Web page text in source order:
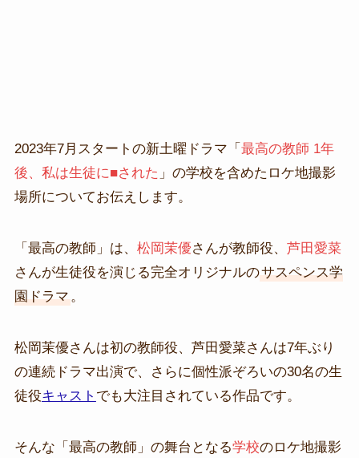
2023年7月スタートの新土曜ドラマ「 最高の教師 1年
後、私は生徒に■された 」の学校を含めたロケ地撮影
場所についてお伝えします。
「最高の教師」は、 松岡茉優さんが教師役、 芦田愛菜
さんが生徒役を演じる完全オリジナルのサスペンス学
園ドラマ。
松岡茉優さんは初の教師役、芦田愛菜さんは7年ぶり
の連続ドラマ出演で、さらに個性派ぞろいの30名の生
徒役キャスト でも大注目されている作品です。
そんな「最高の教師」の舞台となる学校のロケ地撮影